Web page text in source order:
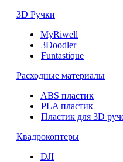
3D Ручки
MyRiwell
3Doodler
Funtastique
Расходные материалы
ABS пластик
PLA пластик
Пластик для 3D
Квадрокоптеры
DJI